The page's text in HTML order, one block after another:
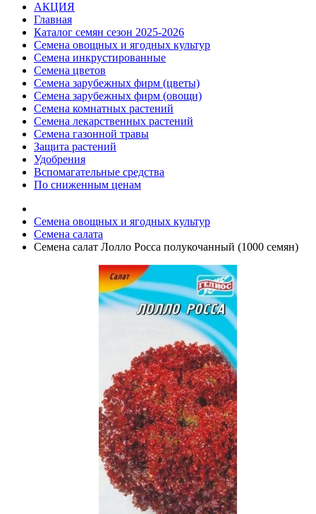
АКЦИЯ
Главная
Каталог семян сезон 2025-2026
Семена овощных и ягодных культур
Семена инкрустированные
Семена цветов
Семена зарубежных фирм (цветы)
Семена зарубежных фирм (овощи)
Семена комнатных растений
Семена лекарственных растений
Семена газонной травы
Защита растений
Удобрения
Вспомагательные средства
По сниженным ценам
Семена овощных и ягодных культур
Семена салата
Семена салат Лолло Росса полукочанный (1000 семян)